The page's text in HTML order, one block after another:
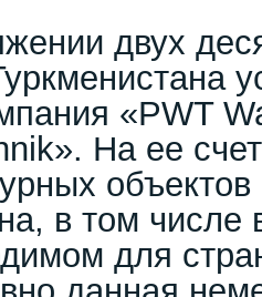
двух
«PWT
На ее
в том числе
для